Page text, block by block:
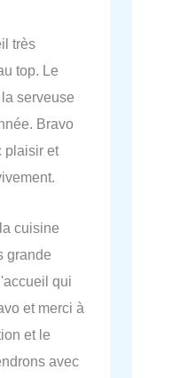
très
top. Le
serveuse
Bravo
plaisir et
cuisine
grande
qui
et merci à
et le
avec